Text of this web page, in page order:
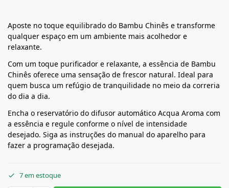
Aposte no toque equilibrado do Bambu Chinês e transforme
qualquer espaço em um ambiente mais acolhedor e
relaxante.
Com um toque purificador e relaxante, a essência de Bambu
Chinês oferece uma sensação de frescor natural. Ideal para
quem busca um refúgio de tranquilidade no meio da correria
do dia a dia.
Encha o reservatório do difusor automático Acqua Aroma com
a essência e regule conforme o nível de intensidade
desejado. Siga as instruções do manual do aparelho para
fazer a programação desejada.
7 em estoque